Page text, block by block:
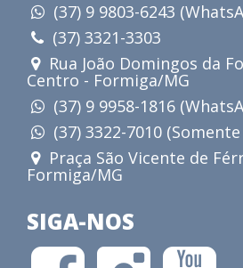
(37) 9 9803-6243
(37) 3321-3303
Rua João Domingos da
Centro - Formiga/MG
(37) 9 9958-1816
(37) 3322-7010
Praça São Vicente de
Formiga/MG
SIGA-NOS